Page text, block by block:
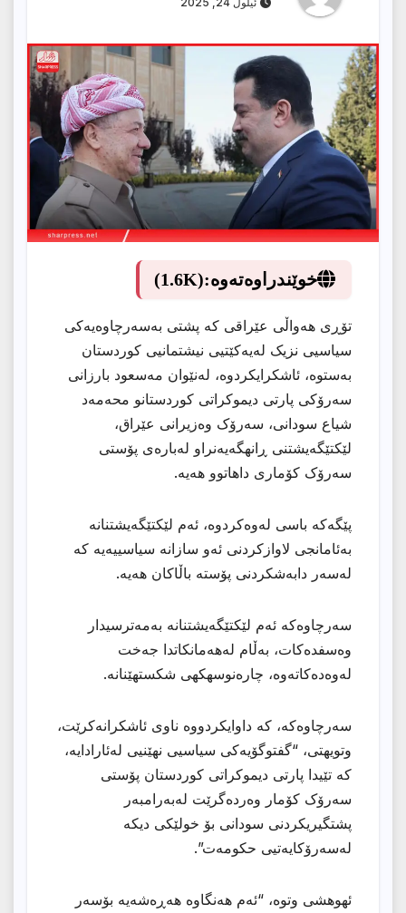
خوێندراوەتەوە:(1.6K)
تۆڕی هەواڵی عێراقی کە پشتی بەسەرچاوەیەکی
سیاسیی نزیک لەیەکێتیی نیشتمانیی کوردستان
بەستوە، ئاشکرایکردوە، لەنێوان مەسعود بارزانی
سەرۆکی پارتی دیموکراتی کوردستانو محەمەد
شیاع سودانی، سەرۆک وەزیرانی عێراق،
لێکتێگەیشتنی ڕانهگەیەنراو لەبارەی پۆستی
سەرۆک کۆماری داهاتوو هەیە.
پێگەکە باسی لەوەکردوە، ئەم لێکتێگەیشتنانە
بەئامانجی لاوازکردنی ئەو سازانە سیاسییەیە کە
لەسەر دابەشکردنی پۆستە باڵاکان هەیە.
سەرچاوەکە ئەم لێکتێگەیشتنانە بەمەترسیدار
وەسفدەکات، بەڵام لەهەمانکاتدا جەخت
لەوەدەکاتەوە، چارەنوسهكهى شکستهێنانە.
سەرچاوەکە، کە داوایکردووە ناوی ئاشکرانەکرێت،
وتویهتى، “گفتوگۆیەکی سیاسیی نهێنیی لەئارادایە،
کە تێیدا پارتی دیموکراتی کوردستان پۆستی
سەرۆک کۆمار وەردەگرێت لەبەرامبەر
پشتگیریکردنی سودانی بۆ خولێکی دیکە
لەسەرۆکایەتیی حکومەت”.
ئهوهشى وتوه، “ئەم هەنگاوە هەڕەشەیە بۆسەر